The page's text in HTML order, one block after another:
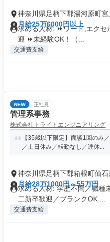
神奈川県足柄下郡湯河原町宮
月給25万6000円以上
求める人材: ⏩️ワード,エク
迎 ⏩️未経験OK！（...
交通費支給
NEW 正社員
管理系事務
株式会社トライトエンジニアリング
【35歳以下限定】面談1回のみ
／土日休み／転勤なし／連休...
神奈川県足柄下郡箱根町仙石
月給28万1000円～55万円
求める人材: 学歴不問／職種
二新卒歓迎／ブランクOK ...
交通費支給